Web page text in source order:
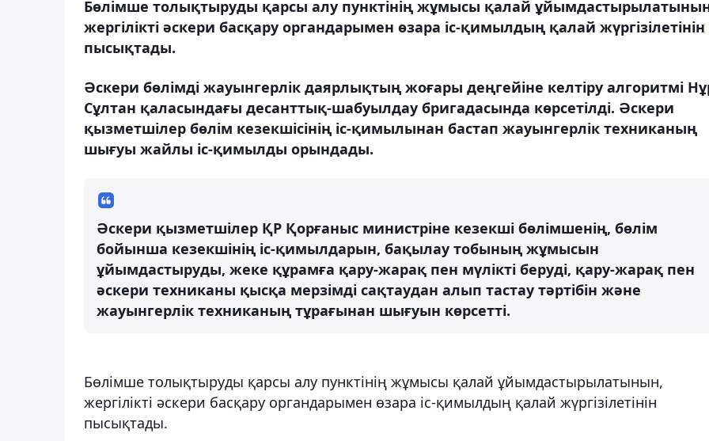
Бөлімше толықтыруды қарсы алу пунктінің жұмысы қалай
жергілікті әскери басқару органдарымен өзара іс-қимылдың қалай жүргізілетінін
пысықтады.
Әскери бөлімді жауынгерлік даярлықтың жоғары деңгейіне келтіру алгоритмі
Сұлтан қаласындағы десанттық-шабуылдау бригадасында көрсетілді. Әскери
қызметшілер бөлім кезекшісінің іс-қимылынан бастап жауынгерлік техниканың
шығуы жайлы іс-қимылды орындады.
Әскери қызметшілер ҚР Қорғаныс министріне кезекші бөлімшенің, бөлім
бойынша кезекшінің іс-қимылдарын, бақылау тобының жұмысын
ұйымдастыруды, жеке құрамға қару-жарақ пен мүлікті беруді, қару-жарақ пен
әскери техниканы қысқа мерзімді сақтаудан алып тастау тәртібін және
жауынгерлік техниканың тұрағынан шығуын көрсетті.
Бөлімше толықтыруды қарсы алу пунктінің жұмысы қалай ұйымдастырылатынын,
жергілікті әскери басқару органдарымен өзара іс-қимылдың қалай жүргізілетінін
пысықтады.